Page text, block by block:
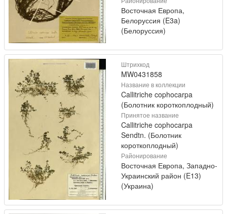
Восточная Европа,
Белоруссия (E3a)
(Белоруссия)
Штрихкод
MW0431858
Название в коллекции
Callitriche cophocarpa
(Болотник короткоплодный)
Принятое название
Callitriche cophocarpa
Sendtn. (Болотник
короткоплодный)
Районирование
Восточная Европа, Западно-
Украинский район (E13)
(Украина)